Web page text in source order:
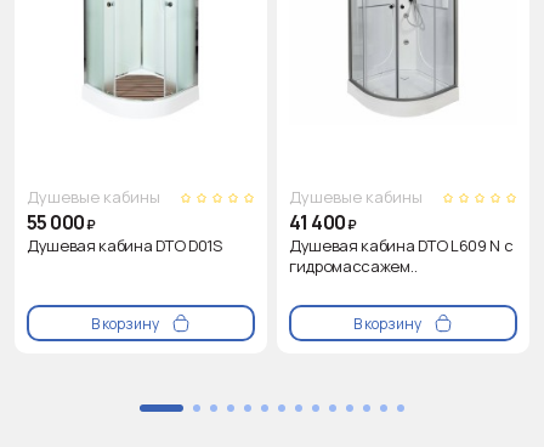
Душевые кабины
55 000₽
Душевая кабина DTO D01S
В корзину
Душевые кабины
41 400₽
Душевая кабина DTO L609 N с
гидромассажем..
В корзину